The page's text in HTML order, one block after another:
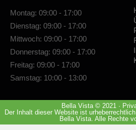
Montag: 09:00 - 17:00
Dienstag: 09:00 - 17:00
Mittwoch: 09:00 - 17:00
Donnerstag: 09:00 - 17:00
Freitag: 09:00 - 17:00
Samstag: 10:00 - 13:00
Bella Vista © 2021 ·
Der Inhalt dieser Website ist
Bella Vista. Alle Rechte